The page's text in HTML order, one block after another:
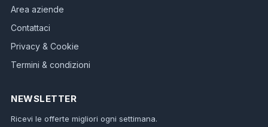
Area aziende
Contattaci
Privacy & Cookie
Termini & condizioni
NEWSLETTER
Ricevi le offerte migliori ogni settimana.